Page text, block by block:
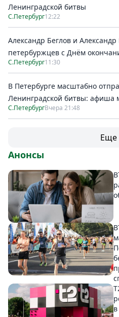
Ленинградской битвы
С.Петербург12:22
Александр Беглов и
петербуржцев с Днём
С.Петербург11:30
В Петербурге масштабно
Ленинградской битвы: афиша
С.ПетербургВчера 21:48
Анонсы